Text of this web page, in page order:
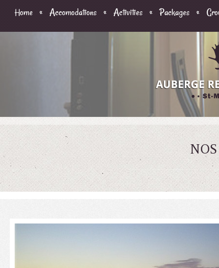
Home Accomodations Activities Packages